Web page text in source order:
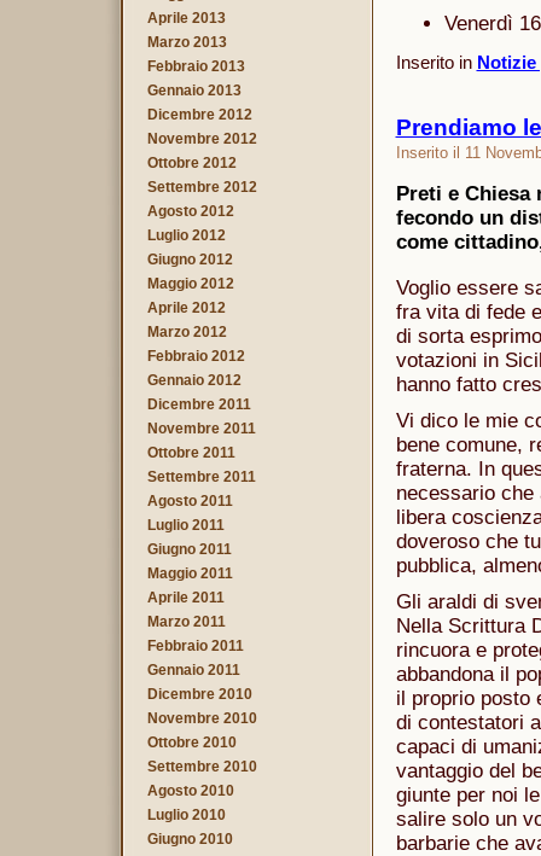
Venerdì
Inserito in
Prendiamo
Inserito il 11
Preti e
fecondo un
come
Voglio essere
fra vita di fede
di sorta
votazioni in
hanno fatto
Vi dico le mie
bene comune,
fraterna. In
necessario che
libera
doveroso che
pubblica,
Gli araldi di
Nella Scrittura
rincuora e
abbandona il
il proprio posto
di contestatori
capaci di
vantaggio del
giunte per noi
salire solo un
barbarie che
Aprile 2013
Marzo 2013
Febbraio 2013
Gennaio 2013
Dicembre 2012
Novembre 2012
Ottobre 2012
Settembre 2012
Agosto 2012
Luglio 2012
Giugno 2012
Maggio 2012
Aprile 2012
Marzo 2012
Febbraio 2012
Gennaio 2012
Dicembre 2011
Novembre 2011
Ottobre 2011
Settembre 2011
Agosto 2011
Luglio 2011
Giugno 2011
Maggio 2011
Aprile 2011
Marzo 2011
Febbraio 2011
Gennaio 2011
Dicembre 2010
Novembre 2010
Ottobre 2010
Settembre 2010
Agosto 2010
Luglio 2010
Giugno 2010